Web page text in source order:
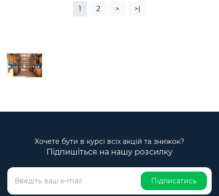
1 2 > >|
Хочете бути в курсі всіх акцій та знижок?
Підпишіться на нашу розсилку
Підписатись